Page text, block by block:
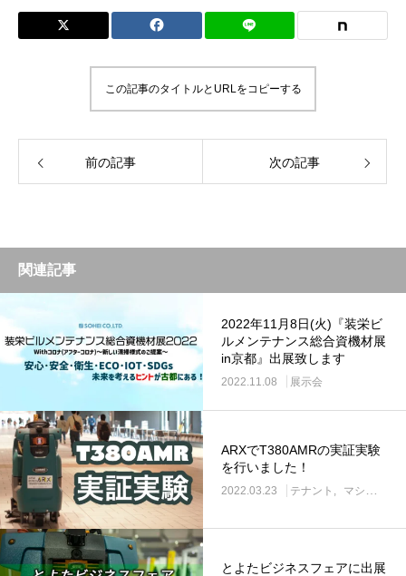
この記事のタイトルとURLをコピーする
前の記事 次の記事
関連記事
2022年11月8日(火)『装栄ビ
ルメンテナンス総合資機材展
in京都』出展致します
2022.11.08 展示会
ARXでT380AMRの実証実験
を行いました！
2022.03.23 テナント マシン
とよたビジネスフェアに出展